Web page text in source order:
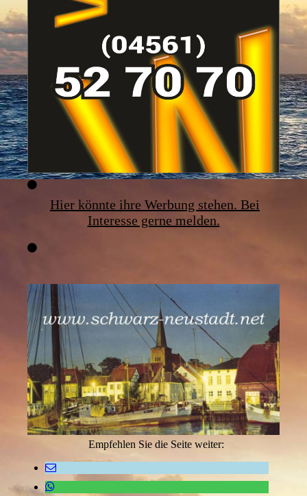
Hier könnte ihre Werbung stehen. Bei
Interesse gerne melden.
Empfehlen Sie die Seite weiter: